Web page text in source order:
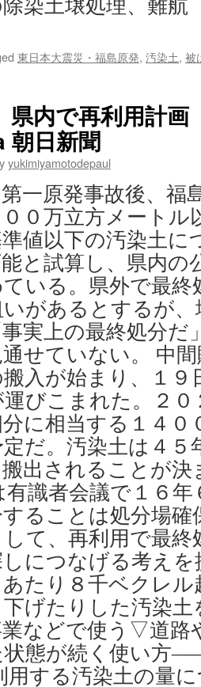
東日本大震災・福島原発, 汚染土, 被
県内で再利用計
朝日新聞
yukimiyamotodepaul
一原発事故後、福
０万立方メートル
値以下の汚染土に
と試算し、県内の
いる。県外で最
があるとするが
実上の最終処分だ
せていない。 中
入が始まり、１９
びこまれた。２
分に相当する１４
だ。汚染土は４５
出されることが
有識者会議で１６
ることは処分場
て、再利用で最
につなげる考え
たり８千ベクレ
げたりした汚染
などで使う▽道路
状態が続く使い方
用する汚染土の量